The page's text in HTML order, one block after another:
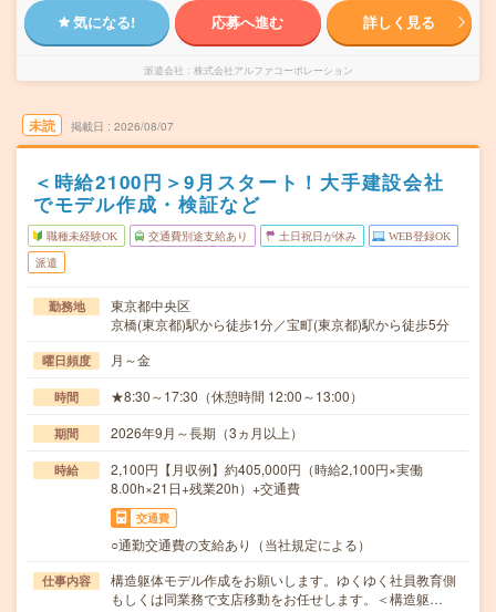
気になる! 応募へ進む 詳しく見る
派遣会社 株式会社アルファコーポレーション
未読 掲載日 2026/08/07
＜時給2100円＞9月スタート！大手建設会社
でモデル作成・検証など
職種未経験OK 交通費別途支給あり 土日祝日が休み WEB登録OK
派遣
勤務地
東京都中央区
京橋(東京都)駅から徒歩1分／宝町(東京都)駅から徒歩5分
曜日頻度 月～金
時間 ★8:30～17:30（休憩時間 12:00～13:00）
期間 2026年9月～長期（3ヵ月以上）
時給
2,100円【月収例】約405,000円（時給2,100円×実働
8.00h×21日+残業20h）+交通費
交通費
○通勤交通費の支給あり（当社規定による）
仕事内容
構造躯体モデル作成をお願いします。ゆくゆく社員教育側
もしくは同業務で支店移動をお任せします。＜構造躯…